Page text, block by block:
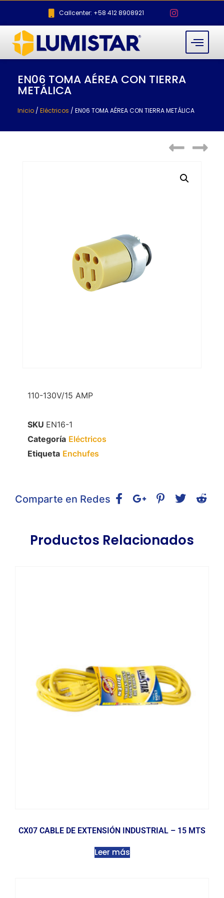
Callcenter: +58 412 8908921
EN06 TOMA AÉREA CON TIERRA
METÁLICA
Inicio / Eléctricos / EN06 TOMA AÉREA CON TIERRA METÁLICA
110-130V/15 AMP
SKU EN16-1
Categoría Eléctricos
Etiqueta Enchufes
Comparte en Redes
Productos Relacionados
CX07 CABLE DE EXTENSIÓN INDUSTRIAL – 15 MTS
Leer más